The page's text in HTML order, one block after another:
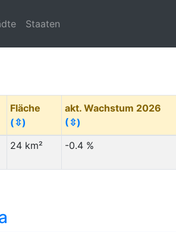
Staaten
Fläche
(⇳)
akt. Wachstum 2026
(⇳)
24 km² -0.4 %